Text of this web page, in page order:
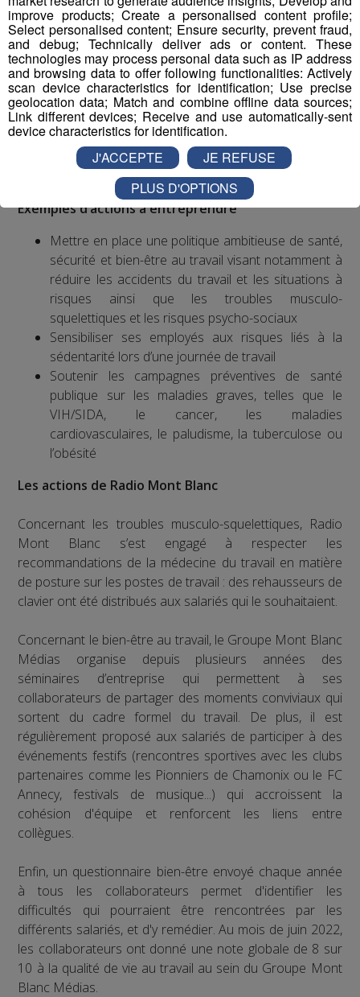
l’Organisation mondiale de la Santé, les accidents de
travail et les maladies professionnelles tuent chaque
année plus de 2,3 millions de personnes et a un coût
financier important, qui pèse sur toute la société.
En France, les salariés sont plus sujets au stress que
leurs collègues des autres pays européens. Les troubles
musculo-squelettiques sont la première cause de
maladies professionnelles, notamment au niveau du
poignet et de la main.
Exemples d’actions à entreprendre
Mettre en place une politique ambitieuse de santé,
sécurité et bien-être au travail visant notamment à
réduire les accidents du travail et les situations à
risques ainsi que les troubles musculo-
squelettiques et les risques psycho-sociaux
Sensibiliser ses employés aux risques liés à la
sédentarité lors d’une journée de travail
Soutenir les campagnes préventives de santé
publique sur les maladies graves, telles que le
VIH/SIDA, le cancer, les maladies
cardiovasculaires, le paludisme, la tuberculose ou
l’obésité
Les actions de Radio Mont Blanc
Concernant les troubles musculo-squelettiques, Radio
Mont Blanc s’est engagé à respecter les
recommandations de la médecine du travail en matière
de posture sur les postes de travail : des rehausseurs de
clavier ont été distribués aux salariés qui le souhaitaient.
Concernant le bien-être au travail, le Groupe Mont Blanc
Médias organise depuis plusieurs années des
séminaires d’entreprise qui permettent à ses
collaborateurs de partager des moments conviviaux qui
sortent du cadre formel du travail. De plus, il est
régulièrement proposé aux salariés de participer à des
événements festifs (rencontres sportives avec les clubs
partenaires comme les Pionniers de Chamonix ou le FC
Annecy, festivals de musique...) qui accroissent la
cohésion d'équipe et renforcent les liens entre
collègues.
Enfin, un questionnaire bien-être envoyé chaque année
à tous les collaborateurs permet d'identifier les
difficultés qui pourraient être rencontrées par les
différents salariés, et d'y remédier. Au mois de juin 2022,
les collaborateurs ont donné une note globale de 8 sur
10 à la qualité de vie au travail au sein du Groupe Mont
Blanc Médias.
improve products; Create a personalised content profile;
Select personalised content; Ensure security, prevent fraud,
and debug; Technically deliver ads or content. These
technologies may process personal data such as IP address
and browsing data to offer following functionalities: Actively
scan device characteristics for identification; Use precise
geolocation data; Match and combine offline data sources;
Link different devices; Receive and use automatically-sent
device characteristics for identification.
J'ACCEPTE
JE REFUSE
PLUS D'OPTIONS